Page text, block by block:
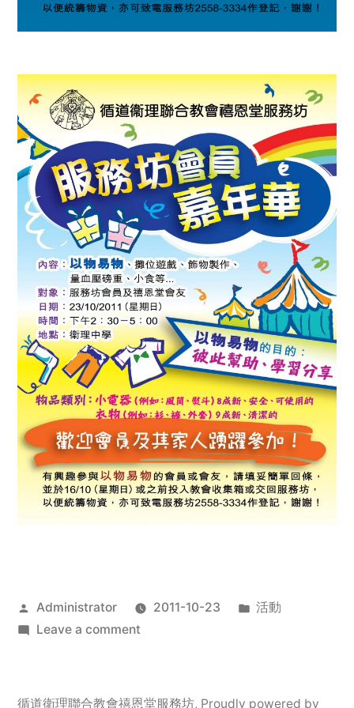
Posted
by
Administrator 2011-10-23
Posted
活動
Leave a commenton
服
循道衛理聯合教會禧恩堂服務坊, Proudly powered by